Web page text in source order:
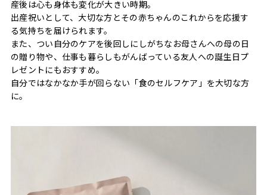
産後は心も身体も変化が大きい時期。
出産祝いとして、大切な方とその赤ちゃんのこれからを応援す
る気持ちを届けられます。
また、つい自分のケアを後回しにしがちなお母さんへの母の日
の贈り物や、仕事も暮らしもがんばっている友人への誕生日プ
レゼントにもおすすめ。
自分ではなかなか手が回らない「食のセルフケア」を大切な方
に。